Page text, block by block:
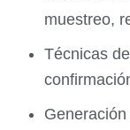
muestreo,
Técnicas